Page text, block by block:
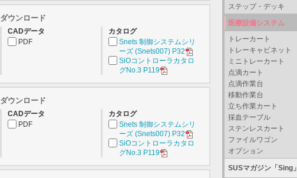
ダウンロード
CADデータ
PDF
カタログ
Snets 制御システムシリ
ーズ (Snets007) P32
SiOコントローラカタロ
グNo.3 P119
ダウンロード
CADデータ
PDF
カタログ
Snets 制御システムシリ
ーズ (Snets007) P32
SiOコントローラカタロ
グNo.3 P119
ステップ・デッキ
医療設備システム
トレーカート
トレーキャビネット
ミニトレーカート
点滴カート
点滴作業台
移動作業台
立ち作業カート
採血テーブル
ステンレスカート
ファイルワゴン
オプション
SUSマガジン「Sing」